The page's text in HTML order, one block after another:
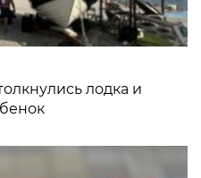
лодка и